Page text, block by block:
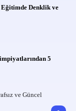
Eğitimde Denklik ve
5
ve Güncel